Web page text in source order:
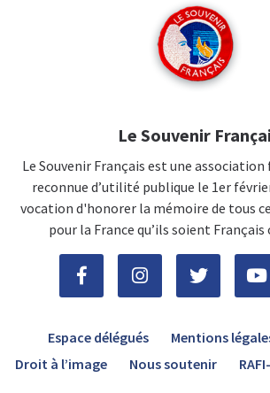
Le Souvenir
Le Souvenir Français est une association
reconnue d’utilité publique le 1er
vocation d'honorer la mémoire de tous
pour la France qu’ils soient
Espace délégués Mentions
Droit à l’image
Nous soutenir